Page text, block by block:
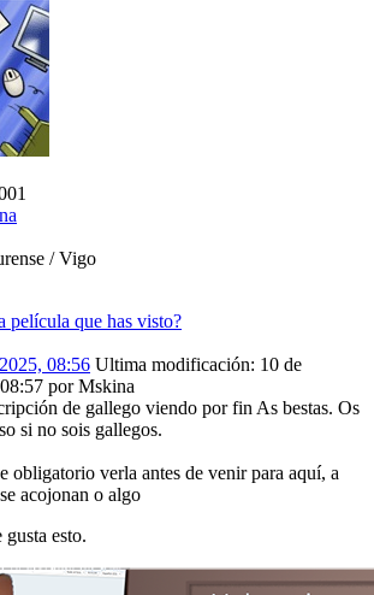
/ Vigo
película que has visto?
08:56 Ultima modificación: 10 de
por Mskina
de gallego viendo por fin As bestas. Os
si no sois gallegos.
obligatorio verla antes de venir para aquí, a
acojonan o algo
esto.